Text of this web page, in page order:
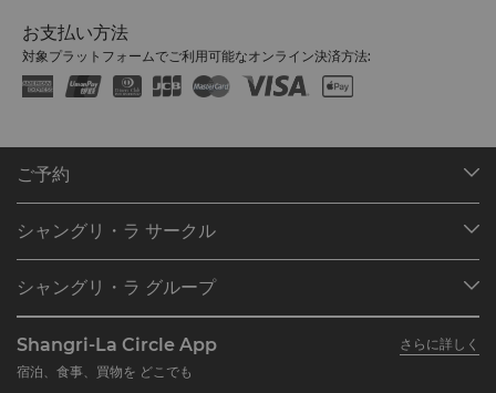
お支払い方法
対象プラットフォームでご利用可能なオンライン決済方法:
ご予約
ご予約の検索
レストラン＆バー
シャングリ・ラ サークル
シャングリ・ラ サークルに入会
よくあるお問合せや質問
SLCに関するお問い合わせ
シャングリ・ラ グループ
シャングリ・ラ ブランド
シャングリ・ラ センター
採用情報
企業の社会的責任
Shangri-La Circle App
さらに詳しく
宿泊、食事、買物を どこでも